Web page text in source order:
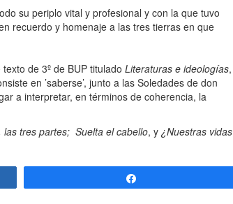
su periplo vital y profesional y con la que tuvo
recuerdo y homenaje a las tres tierras en que
de 3º de BUP titulado Literaturas e ideologías,
en ’saberse’, junto a las Soledades de don
a interpretar, en términos de coherencia, la
las tres partes; Suelta el cabello, y ¿Nuestras vidas